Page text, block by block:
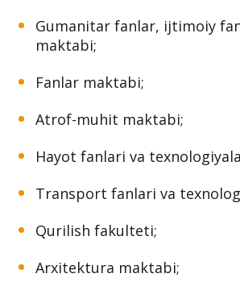
Gumanitar fanlar, ijtimoiy
maktabi;
Fanlar maktabi;
Atrof-muhit maktabi;
Hayot fanlari va
Transport fanlari va
Qurilish fakulteti;
Arxitektura maktabi;